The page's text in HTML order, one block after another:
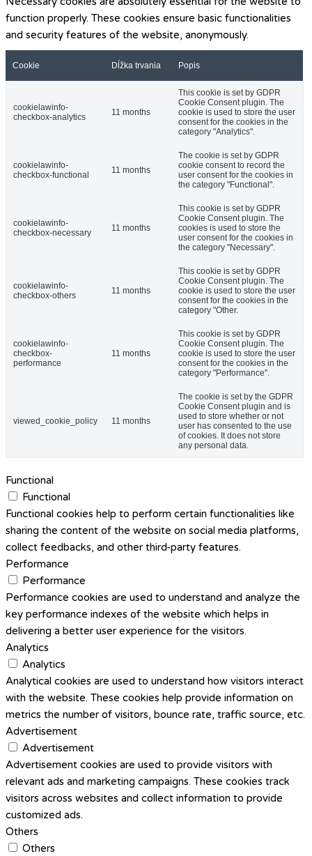
function properly. These cookies ensure basic functionalities
and security features of the website, anonymously.
Cookie Dĺžka trvania Popis
cookielawinfo-
checkbox-analytics
11 months
This cookie is set by GDPR
Cookie Consent plugin. The
cookie is used to store the user
consent for the cookies in the
category "Analytics".
cookielawinfo-
checkbox-functional
11 months
The cookie is set by GDPR
cookie consent to record the
user consent for the cookies in
the category "Functional".
cookielawinfo-
checkbox-necessary
11 months
This cookie is set by GDPR
Cookie Consent plugin. The
cookies is used to store the
user consent for the cookies in
the category "Necessary".
cookielawinfo-
checkbox-others
11 months
This cookie is set by GDPR
Cookie Consent plugin. The
cookie is used to store the user
consent for the cookies in the
category "Other.
cookielawinfo-
checkbox-
performance
11 months
This cookie is set by GDPR
Cookie Consent plugin. The
cookie is used to store the user
consent for the cookies in the
category "Performance".
viewed_cookie_policy 11 months
The cookie is set by the GDPR
Cookie Consent plugin and is
used to store whether or not
user has consented to the use
of cookies. It does not store
any personal data.
Functional
Functional
Functional cookies help to perform certain functionalities like
sharing the content of the website on social media platforms,
collect feedbacks, and other third-party features.
Performance
Performance
Performance cookies are used to understand and analyze the
key performance indexes of the website which helps in
delivering a better user experience for the visitors.
Analytics
Analytics
Analytical cookies are used to understand how visitors interact
with the website. These cookies help provide information on
metrics the number of visitors, bounce rate, traffic source, etc.
Advertisement
Advertisement
Advertisement cookies are used to provide visitors with
relevant ads and marketing campaigns. These cookies track
visitors across websites and collect information to provide
customized ads.
Others
Others